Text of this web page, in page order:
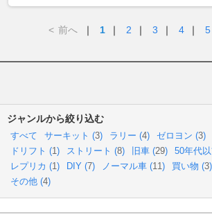
< 前へ ｜ 1 ｜ 2 ｜ 3 ｜ 4 ｜ 5
ジャンルから絞り込む
すべて サーキット (3) ラリー (4) ゼロヨン (3)
ドリフト (1) ストリート (8) 旧車 (29) 50年代
レプリカ (1) DIY (7) ノーマル車 (11) 買い物 (3)
その他 (4)